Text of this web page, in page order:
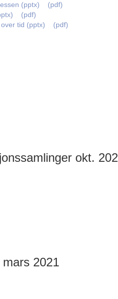
(pptx)
(pdf)
(pdf)
tid (pptx) (pdf)
okt.
2021